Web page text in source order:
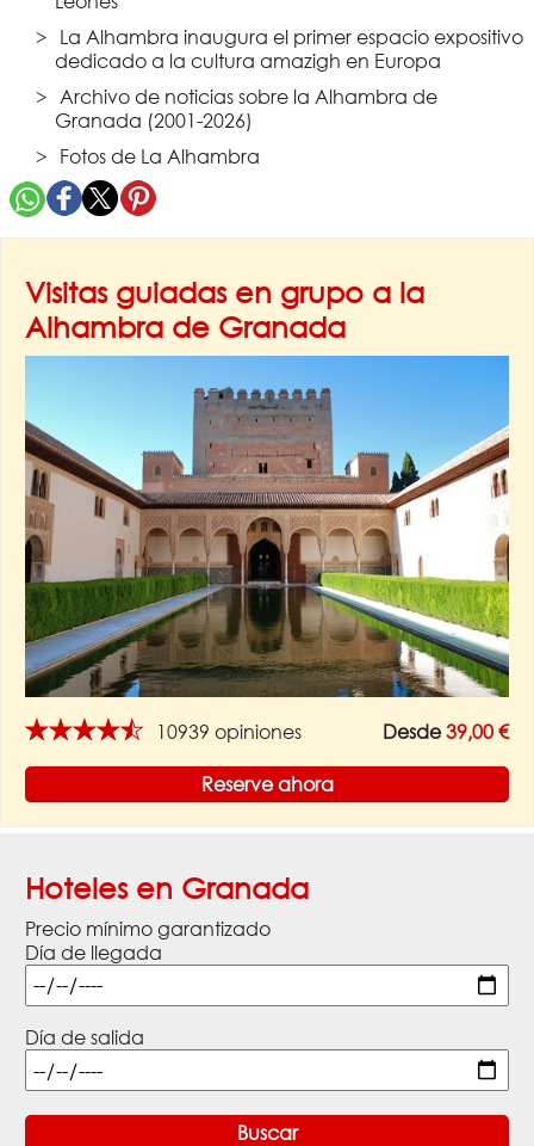
La Alhambra inaugura el primer espacio expositivo
dedicado a la cultura amazigh en Europa
Archivo de noticias sobre la Alhambra de
Granada (2001-2026)
Fotos de La Alhambra
Visitas guiadas en grupo a la
Alhambra de Granada
★★★★★ 10939 opiniones Desde39,00 €
Reserve ahora
Hoteles en Granada
Precio mínimo garantizado
Día de llegada
Día de salida